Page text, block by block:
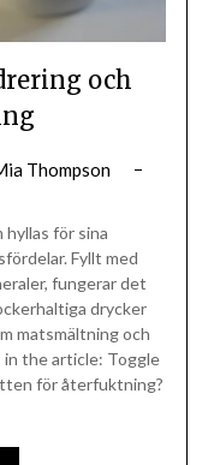
och
Thompson
för sina
Fyllt med
fungerar det
drycker
matsmältning och
in the article: Toggle
för återfuktning?